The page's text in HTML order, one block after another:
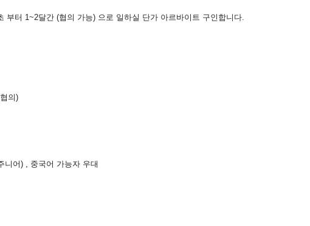
부터 1~2달간 (협의 가능) 으로 일하실 단가 아르바이트 구인합니다.
의)
니어) , 중국어 가능자 우대